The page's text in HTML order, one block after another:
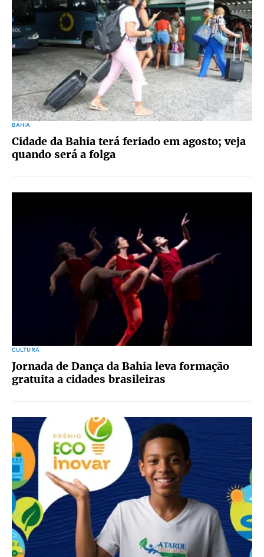
BAHIA
Cidade da Bahia terá feriado em agosto; veja
quando será a folga
CULTURA
Jornada de Dança da Bahia leva formação
gratuita a cidades brasileiras